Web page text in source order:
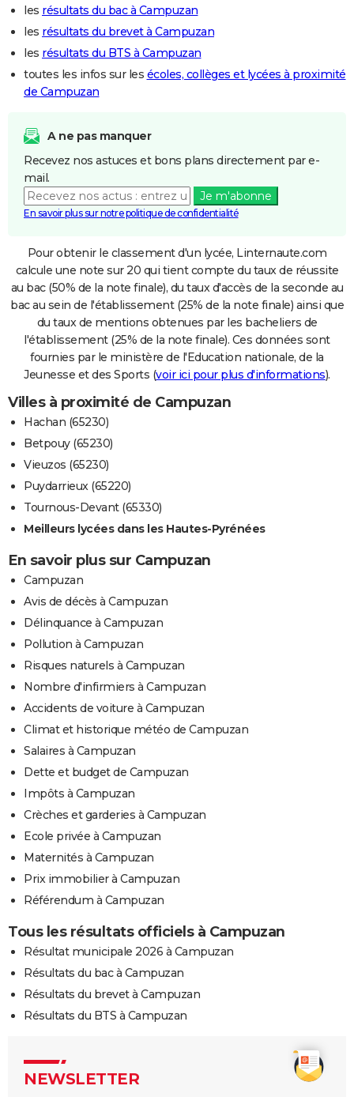
les résultats du bac à Campuzan
les résultats du brevet à Campuzan
les résultats du BTS à Campuzan
toutes les infos sur les écoles, collèges et lycées à proximité
de Campuzan
A ne pas manquer
Recevez nos astuces et bons plans directement par e-
mail.
Je m'abonne
En savoir plus sur notre politique de confidentialité
Pour obtenir le classement d'un lycée, Linternaute.com
calcule une note sur 20 qui tient compte du taux de réussite
au bac (50% de la note finale), du taux d'accès de la seconde au
bac au sein de l'établissement (25% de la note finale) ainsi que
du taux de mentions obtenues par les bacheliers de
l'établissement (25% de la note finale). Ces données sont
fournies par le ministère de l'Education nationale, de la
Jeunesse et des Sports (voir ici pour plus d'informations).
Villes à proximité de Campuzan
Hachan (65230)
Betpouy (65230)
Vieuzos (65230)
Puydarrieux (65220)
Tournous-Devant (65330)
Meilleurs lycées dans les Hautes-Pyrénées
En savoir plus sur Campuzan
Campuzan
Avis de décès à Campuzan
Délinquance à Campuzan
Pollution à Campuzan
Risques naturels à Campuzan
Nombre d'infirmiers à Campuzan
Accidents de voiture à Campuzan
Climat et historique météo de Campuzan
Salaires à Campuzan
Dette et budget de Campuzan
Impôts à Campuzan
Crèches et garderies à Campuzan
Ecole privée à Campuzan
Maternités à Campuzan
Prix immobilier à Campuzan
Référendum à Campuzan
Tous les résultats officiels à Campuzan
Résultat municipale 2026 à Campuzan
Résultats du bac à Campuzan
Résultats du brevet à Campuzan
Résultats du BTS à Campuzan
NEWSLETTER